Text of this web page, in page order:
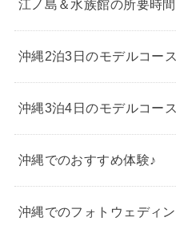
江ノ島＆水族館の所要時間
沖縄2泊3日のモデルコース
沖縄3泊4日のモデルコース
沖縄でのおすすめ体験♪
沖縄でのフォトウェディ